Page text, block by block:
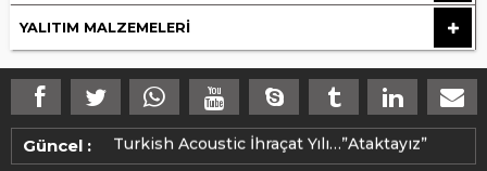
YALITIM MALZEMELERI
Güncel :
Makedonya ihracatımız üretime alındı.
Turkish Acoustic İhraçat Yılı…”Ataktayız”